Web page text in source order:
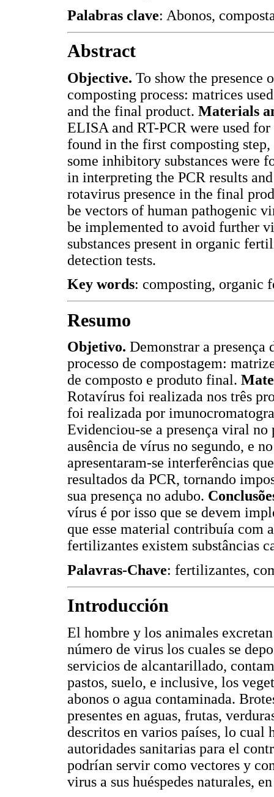
Palabras clave: Abonos,
Abstract
Objective. To show the presence
composting process: matrices
and the final product. Materials
ELISA and RT-PCR were used
found in the first composting
some inhibitory substances were
in interpreting the PCR results
rotavirus presence in the final
be vectors of human pathogenic
be implemented to avoid further
substances present in organic
detection tests.
Key words: composting, organic
Resumo
Objetivo. Demonstrar a presença
processo de compostagem:
de composto e produto final.
Rotavírus foi realizada nos três
foi realizada por
Evidenciou-se a presença viral
ausência de vírus no segundo, e
apresentaram-se interferências
resultados da PCR, tornando
sua presença no adubo.
vírus é por isso que se devem
que esse material contribuía com
fertilizantes existem substâncias
Palavras-Chave: fertilizantes,
Introducción
El hombre y los animales
número de virus los cuales se
servicios de alcantarillado,
pastos, suelo, e inclusive, los
abonos o agua contaminada.
presentes en aguas, frutas,
descritos en varios países, lo cual
autoridades sanitarias para el
podrían servir como vectores y
virus a sus huéspedes naturales,